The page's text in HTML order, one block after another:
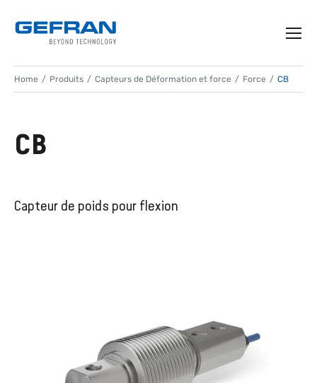
Home Produits Capteurs de Déformation et force Force CB
CB
Capteur de poids pour flexion